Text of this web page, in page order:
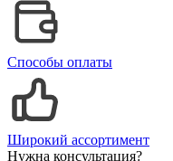
Способы оплаты
Широкий ассортимент
Нужна консультация?